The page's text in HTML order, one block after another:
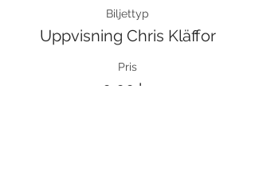
Biljettyp
Uppvisning Chris Kläffor
Pris
0,00 kr